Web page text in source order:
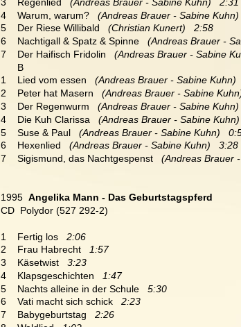
4    Warum, warum?
(Andreas Brauer - Sabine
5    Der Riese Willibald (Christian Kunert)   2:58
6    Nachtigall & Spatz & Spinne
(Andreas Brauer -
7    Der Haifisch Fridolin
(Andreas Brauer - Sabine
      B
1    Lied vom essen (Andreas Brauer - Sabine Kuhn)
2    Peter hat Masern
(Andreas Brauer - Sabine
3    Der Regenwurm (Andreas Brauer - Sabine
4    Die Kuh Clarissa
(Andreas Brauer - Sabine
5    Suse & Paul (Andreas Brauer - Sabine Kuhn)
6    Hexenlied (Andreas Brauer - Sabine Kuhn)   3:28
7    Sigismund, das Nachtgespenst (Andreas Brauer
1995 Angelika Mann - Das Geburtstagspferd
CD  Polydor (527 292-2)
1    Fertig los 2:06
2    Frau Habrecht 1:57
3    Käsetwist 3:23
4    Klapsgeschichten
1:47
5    Nachts alleine in der Schule 5:30
6    Vati macht sich schick 2:23
7    Babygeburtstag
2:26